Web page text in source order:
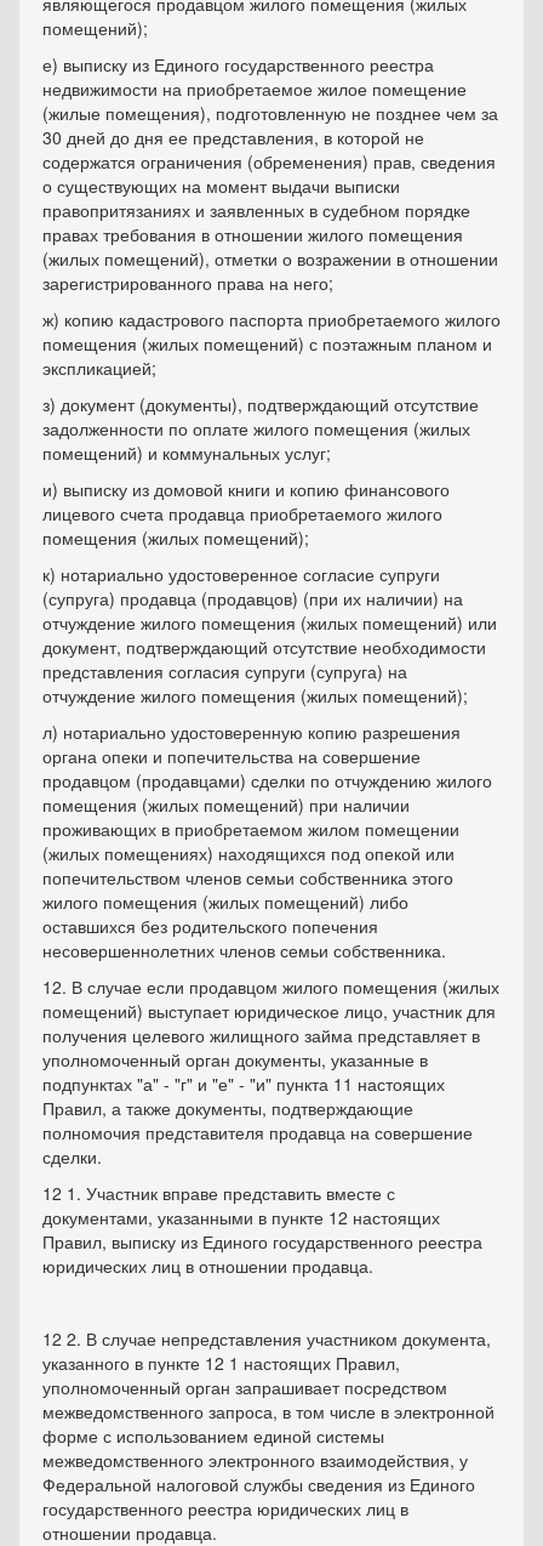
помещений);
е) выписку из Единого государственного реестра
недвижимости на приобретаемое жилое помещение
(жилые помещения), подготовленную не позднее чем за
30 дней до дня ее представления, в которой не
содержатся ограничения (обременения) прав, сведения
о существующих на момент выдачи выписки
правопритязаниях и заявленных в судебном порядке
правах требования в отношении жилого помещения
(жилых помещений), отметки о возражении в отношении
зарегистрированного права на него;
ж) копию кадастрового паспорта приобретаемого жилого
помещения (жилых помещений) с поэтажным планом и
экспликацией;
з) документ (документы), подтверждающий отсутствие
задолженности по оплате жилого помещения (жилых
помещений) и коммунальных услуг;
и) выписку из домовой книги и копию финансового
лицевого счета продавца приобретаемого жилого
помещения (жилых помещений);
к) нотариально удостоверенное согласие супруги
(супруга) продавца (продавцов) (при их наличии) на
отчуждение жилого помещения (жилых помещений) или
документ, подтверждающий отсутствие необходимости
представления согласия супруги (супруга) на
отчуждение жилого помещения (жилых помещений);
л) нотариально удостоверенную копию разрешения
органа опеки и попечительства на совершение
продавцом (продавцами) сделки по отчуждению жилого
помещения (жилых помещений) при наличии
проживающих в приобретаемом жилом помещении
(жилых помещениях) находящихся под опекой или
попечительством членов семьи собственника этого
жилого помещения (жилых помещений) либо
оставшихся без родительского попечения
несовершеннолетних членов семьи собственника.
12. В случае если продавцом жилого помещения (жилых
помещений) выступает юридическое лицо, участник для
получения целевого жилищного займа представляет в
уполномоченный орган документы, указанные в
подпунктах "а" - "г" и "е" - "и" пункта 11 настоящих
Правил, а также документы, подтверждающие
полномочия представителя продавца на совершение
сделки.
12 1. Участник вправе представить вместе с
документами, указанными в пункте 12 настоящих
Правил, выписку из Единого государственного реестра
юридических лиц в отношении продавца.
12 2. В случае непредставления участником документа,
указанного в пункте 12 1 настоящих Правил,
уполномоченный орган запрашивает посредством
межведомственного запроса, в том числе в электронной
форме с использованием единой системы
межведомственного электронного взаимодействия, у
Федеральной налоговой службы сведения из Единого
государственного реестра юридических лиц в
отношении продавца.